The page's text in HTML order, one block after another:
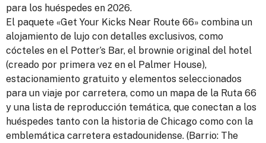
para los huéspedes en 2026.
El paquete «Get Your Kicks Near Route 66» combina un
alojamiento de lujo con detalles exclusivos, como
cócteles en el Potter’s Bar, el brownie original del hotel
(creado por primera vez en el Palmer House),
estacionamiento gratuito y elementos seleccionados
para un viaje por carretera, como un mapa de la Ruta 66
y una lista de reproducción temática, que conectan a los
huéspedes tanto con la historia de Chicago como con la
emblemática carretera estadounidense. (Barrio: The